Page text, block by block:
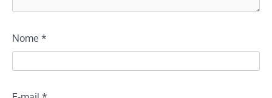
Nome *